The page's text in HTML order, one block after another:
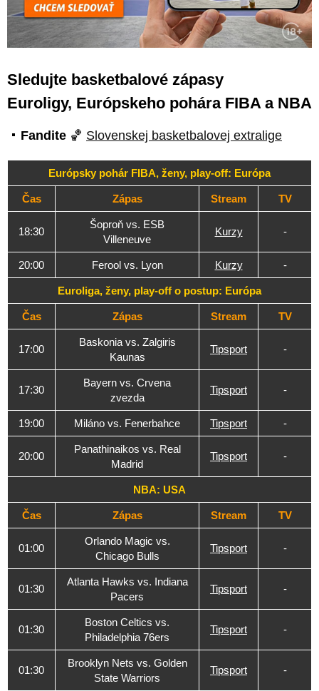
Sledujte basketbalové zápasy
Euroligy, Európskeho pohára FIBA a NBA
Fandite 🏀 Slovenskej basketbalovej extralige
Európsky pohár FIBA, ženy, play-off: Európa
Čas Zápas Stream TV
18:30
Šoproň vs. ESB
Villeneuve
Kurzy -
20:00 Ferool vs. Lyon Kurzy -
Euroliga, ženy, play-off o postup: Európa
Čas Zápas Stream TV
17:00
Baskonia vs. Zalgiris
Kaunas
Tipsport -
17:30
Bayern vs. Crvena
zvezda
Tipsport -
19:00 Miláno vs. Fenerbahce Tipsport -
20:00
Panathinaikos vs. Real
Madrid
Tipsport -
NBA: USA
Čas Zápas Stream TV
01:00
Orlando Magic vs.
Chicago Bulls
Tipsport -
01:30
Atlanta Hawks vs. Indiana
Pacers
Tipsport -
01:30
Boston Celtics vs.
Philadelphia 76ers
Tipsport -
01:30
Brooklyn Nets vs. Golden
State Warriors
Tipsport -